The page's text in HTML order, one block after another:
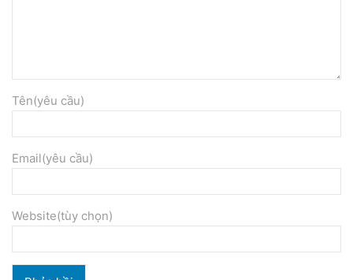
Tên(yêu cầu)
Email(yêu cầu)
Website(tùy chọn)